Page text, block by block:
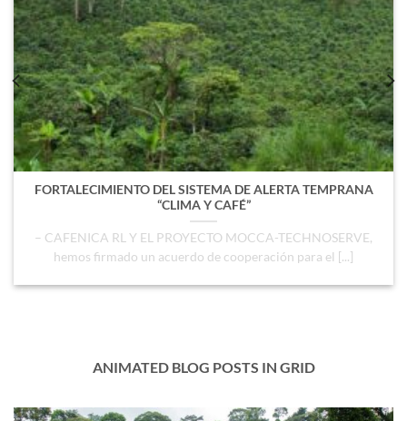
FORTALECIMIENTO DEL SISTEMA DE ALERTA TEMPRANA
“CLIMA Y CAFÉ”
– CAFENICA RL Y EL PROYECTO MOCCA-TECHNOSERVE,
hemos firmado un acuerdo de cooperación para el [...]
ANIMATED BLOG POSTS IN GRID